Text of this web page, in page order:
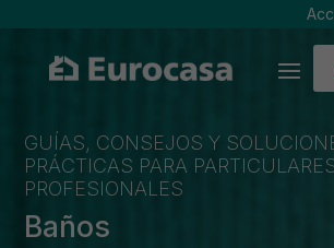
GUÍAS, CONSEJOS Y
PRÁCTICAS PARA
PROFESIONALES
Baños